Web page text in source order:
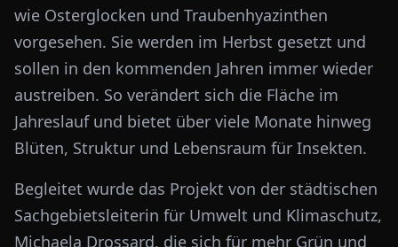
wie Osterglocken und Traubenhyazinthen
vorgesehen. Sie werden im Herbst gesetzt und
sollen in den kommenden Jahren immer wieder
austreiben. So verändert sich die Fläche im
Jahreslauf und bietet über viele Monate hinweg
Blüten, Struktur und Lebensraum für Insekten.
Begleitet wurde das Projekt von der städtischen
Sachgebietsleiterin für Umwelt und Klimaschutz,
Michaela Drossard, die sich für mehr Grün und